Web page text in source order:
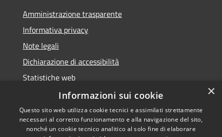
Amministrazione trasparente
Informativa privacy
Note legali
Dichiarazione di accessibilità
Statistiche web
Copyright © 2026 • Comune di
×
Informazioni sui cookie
Questo sito web utilizza cookie tecnici e assimilati strettamente
necessari al corretto funzionamento e alla navigazione del sito,
nonché un cookie tecnico analitico al solo fine di elaborare